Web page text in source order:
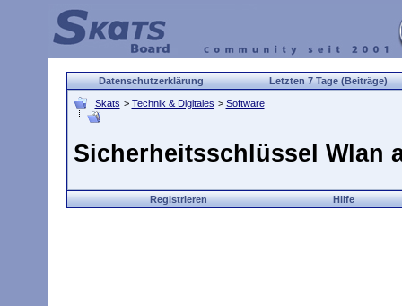
Datenschutzerklärung Letzten 7 Tage (Beiträge)
Skats > Technik & Digitales > Software
Sicherheitsschlüssel Wlan
Registrieren Hilfe